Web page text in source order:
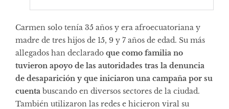
Carmen solo tenía 35 años y era afroecuatoriana y
madre de tres hijos de 15, 9 y 7 años de edad. Su más
allegados han declarado que como familia no
tuvieron apoyo de las autoridades tras la denuncia
de desaparición y que iniciaron una campaña por su
cuenta buscando en diversos sectores de la ciudad.
También utilizaron las redes e hicieron viral su